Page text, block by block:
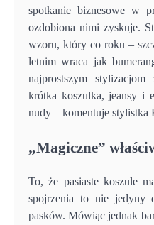
spotkanie biznesowe w
ozdobiona nimi zyskuje.
wzoru, który co roku –
letnim wraca jak
najprostszym
krótka koszulka, jeansy i
nudy – komentuje stylistka
„Magiczne”
To, że pasiaste koszule
spojrzenia to nie jedyny
pasków. Mówiąc jednak